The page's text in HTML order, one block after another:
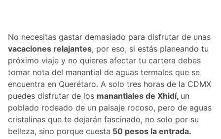
No necesitas gastar demasiado para disfrutar de unas
vacaciones relajantes, por eso, si estás planeando tu
próximo viaje y no quieres afectar tu cartera debes
tomar nota del manantial de aguas termales que se
encuentra en Querétaro. A solo tres horas de la CDMX
puedes disfrutar de los manantiales de Xhidí, un
poblado rodeado de un paisaje rocoso, pero de aguas
cristalinas que te dejarán fascinado, no solo por su
belleza, sino porque cuesta 50 pesos la entrada.